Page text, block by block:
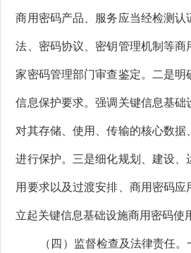
商用密码产品、服务应当经检测
法、密码协议、密钥管理机制等
家密码管理部门审查鉴定。二是明
信息保护要求。强调关键信息基
对其存储、使用、传输的核心数
进行保护。三是细化规划、建设
用要求以及过渡安排、商用密码
立起关键信息基础设施商用密码使
（四）监督检查及法律责任